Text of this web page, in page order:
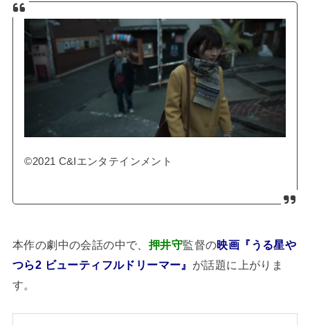
©2021 C&Iエンタテインメント
本作の劇中の会話の中で、 押井守監督の映画『うる星や
つら2 ビューティフルドリーマー』 が話題に上がりま
す。